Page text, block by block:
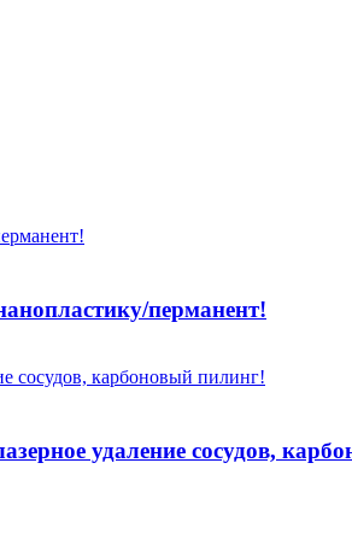
перманент!
удаление сосудов,